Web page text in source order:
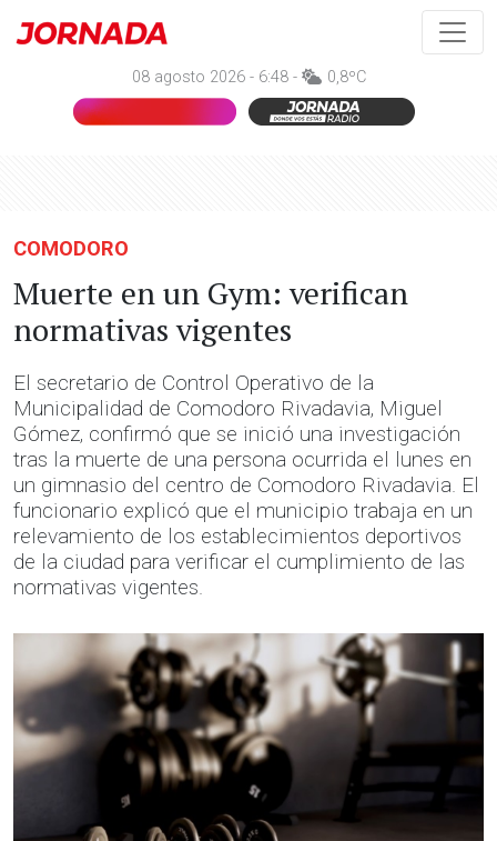
08 agosto 2026 - 6:48 - 0,8ºC
COMODORO
Muerte en un Gym: verifican
normativas vigentes
El secretario de Control Operativo de la
Municipalidad de Comodoro Rivadavia, Miguel
Gómez, confirmó que se inició una investigación
tras la muerte de una persona ocurrida el lunes en
un gimnasio del centro de Comodoro Rivadavia. El
funcionario explicó que el municipio trabaja en un
relevamiento de los establecimientos deportivos
de la ciudad para verificar el cumplimiento de las
normativas vigentes.